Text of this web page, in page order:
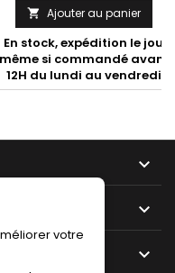
(2020-2023)
 Ajouter au panier
En stock, expédition le jour-
même si commandé avant
12H du lundi au vendredi



votre